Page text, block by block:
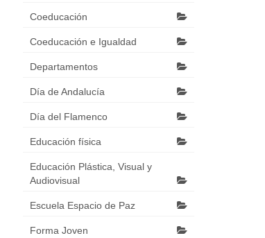
Coeducación
Coeducación e Igualdad
Departamentos
Día de Andalucía
Día del Flamenco
Educación física
Educación Plástica, Visual y
Audiovisual
Escuela Espacio de Paz
Forma Joven